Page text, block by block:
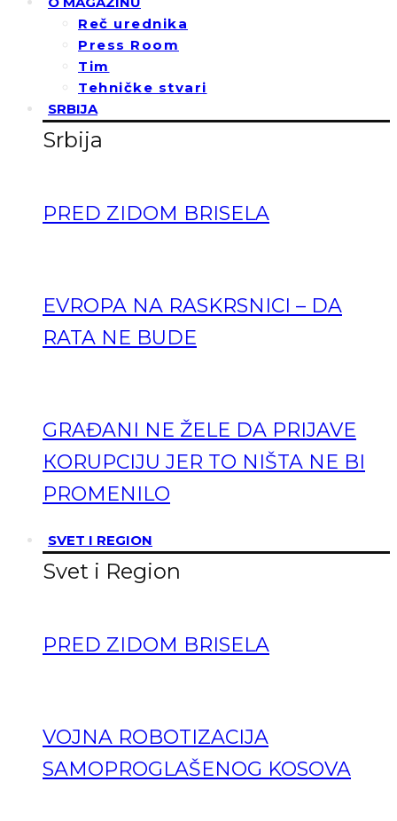
Reč urednika
Press Room
Tim
Tehničke stvari
SRBIJA
Srbija
PRED ZIDOM BRISELA
EVROPA NA RASKRSNICI – DA
RATA NE BUDE
GRAĐANI NE ŽELE DA PRIJAVE
КORUPCIJU JER TO NIŠTA NE BI
PROMENILO
SVET I REGION
Svet i Region
PRED ZIDOM BRISELA
VOJNA ROBOTIZACIJA
SAMOPROGLAŠENOG KOSOVA